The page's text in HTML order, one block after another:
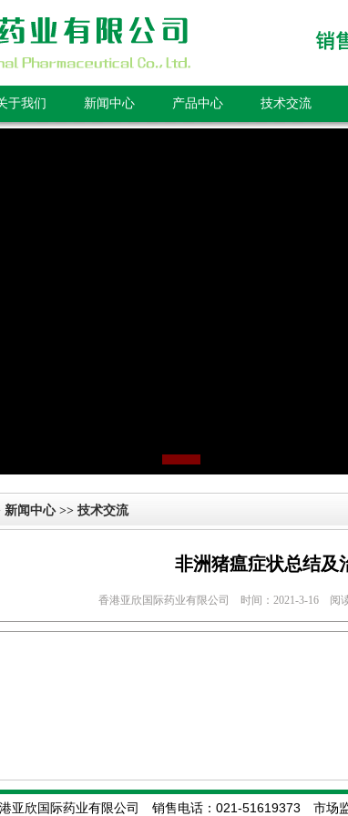
于我们 新闻中心 产品中心 技术交流
新闻中心 >> 技术交流
非洲猪瘟症状总结及
香港亚欣国际药业有限公司 时间：2021-3-16 阅
亚欣国际药业有限公司 销售电话：021-51619373 市场